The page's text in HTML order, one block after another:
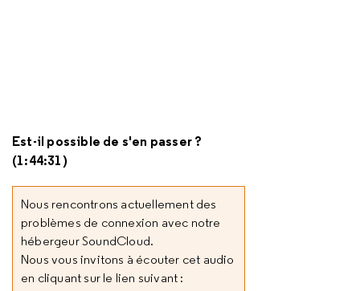
Est-il possible de s'en passer ?
(1:44:31)
Nous rencontrons actuellement des
problèmes de connexion avec notre
hébergeur SoundCloud.
Nous vous invitons à écouter cet audio
en cliquant sur le lien suivant :